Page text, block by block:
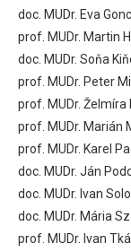
doc. MUDr. Eva
prof. MUDr. Martin
doc. MUDr. Soňa
prof. MUDr. Peter
prof. MUDr. Želmíra
prof. MUDr. Marián
prof. MUDr. Karel
doc. MUDr. Ján
doc. MUDr. Ivan
doc. MUDr. Mária
prof. MUDr. Ivan